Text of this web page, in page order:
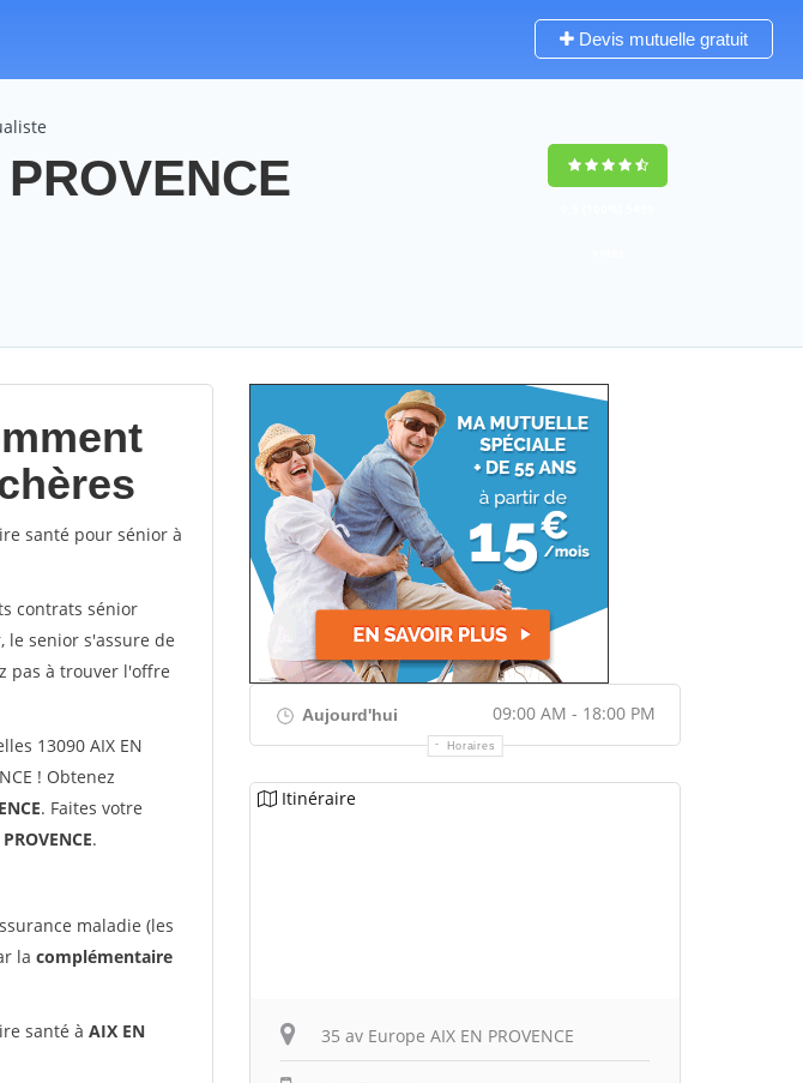
Devis mutuelle gratuit
santé pour sénior à
contrats sénior
le senior s'assure de
pas à trouver l'offre
13090 AIX EN
! Obtenez
. Faites votre
.
maladie (les
la complémentaire
santé à AIX EN
Aujourd'hui 09:00 AM - 18:00 PM
Horaires
Itinéraire
35 av Europe AIX EN PROVENCE